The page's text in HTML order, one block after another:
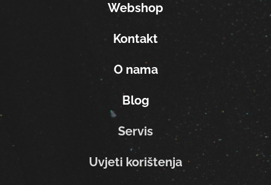
Webshop
Kontakt
O nama
Blog
Servis
Uvjeti korištenja